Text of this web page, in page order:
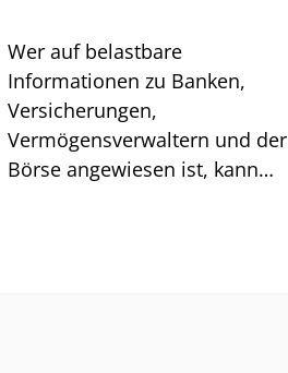
Wer auf belastbare
Informationen zu Banken,
Versicherungen,
Vermögensverwaltern und der
Börse angewiesen ist, kann